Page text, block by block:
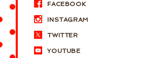
FACEBOOK
INSTAGRAM
TWITTER
YOUTUBE